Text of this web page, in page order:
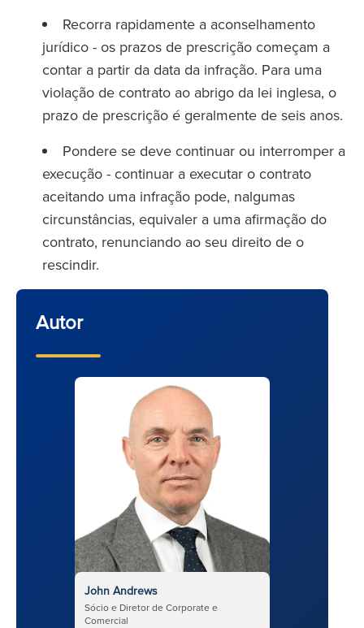
Recorra rapidamente a aconselhamento
jurídico - os prazos de prescrição começam a
contar a partir da data da infração. Para uma
violação de contrato ao abrigo da lei inglesa, o
prazo de prescrição é geralmente de seis anos.
Pondere se deve continuar ou interromper a
execução - continuar a executar o contrato
aceitando uma infração pode, nalgumas
circunstâncias, equivaler a uma afirmação do
contrato, renunciando ao seu direito de o
rescindir.
Autor
John Andrews
Sócio e Diretor de Corporate e
Comercial